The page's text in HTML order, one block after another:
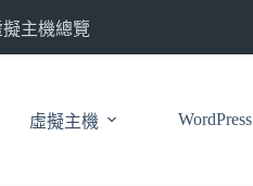
擬主機總覽
虛擬主機 WordPress